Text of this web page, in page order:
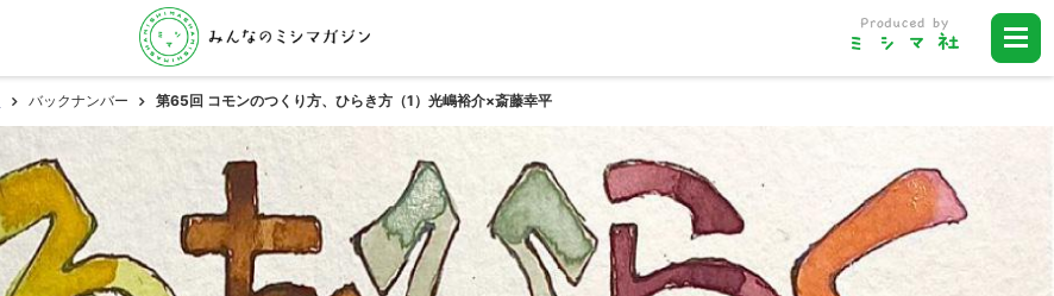
バックナンバー 第65回 コモンのつくり方、ひらき方（1）光嶋裕介×斎藤幸平